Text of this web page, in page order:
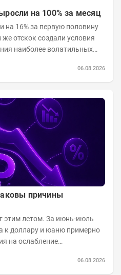
на 100% за месяц
16% за первую половину
отскок создали условия
наиболее волатильных
06.08.2026
причины
этим летом. За июнь-июль
к доллару и юаню примерно
на ослабление
06.08.2026